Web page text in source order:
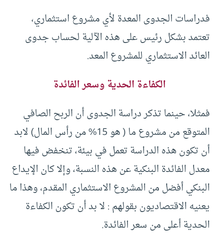
فدراسات الجدوى المعدة لأي مشروع استثماري،
تعتمد بشكل رئيس على هذه الآلية لحساب جدوى
العائد الاستثماري للمشروع المعد.
الكفاءة الحدية وسعر الفائدة
فمثلا، حينما تذكر دراسة الجدوى أن الربح الصافي
المتوقع من مشروع ما ( هو 15% من رأس المال) لابد
أن تكون هذه الدراسة تعمل في بيئة، تنخفض فيها
معدل الفائدة البنكية عن هذه النسبة، وإلا كان الإيداع
البنكي أفضل من المشروع الاستثماري المقدم، وهذا ما
يعنيه الاقتصاديون بقولهم : لا بد أن تكون الكفاءة
الحدية أعلى من سعر الفائدة.